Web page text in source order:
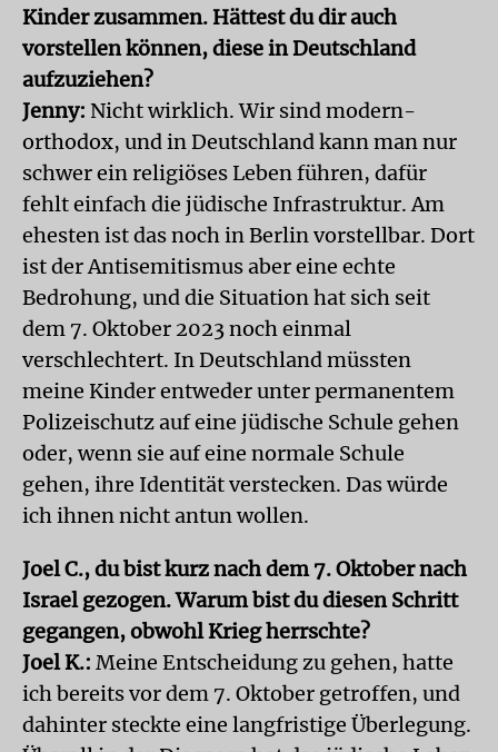
Kinder zusammen. Hättest du dir auch
vorstellen können, diese in Deutschland
aufzuziehen?
Jenny: Nicht wirklich. Wir sind modern-
orthodox, und in Deutschland kann man nur
schwer ein religiöses Leben führen, dafür
fehlt einfach die jüdische Infrastruktur. Am
ehesten ist das noch in Berlin vorstellbar. Dort
ist der Antisemitismus aber eine echte
Bedrohung, und die Situation hat sich seit
dem 7. Oktober 2023 noch einmal
verschlechtert. In Deutschland müssten
meine Kinder entweder unter permanentem
Polizeischutz auf eine jüdische Schule gehen
oder, wenn sie auf eine normale Schule
gehen, ihre Identität verstecken. Das würde
ich ihnen nicht antun wollen.
Joel C., du bist kurz nach dem 7. Oktober nach
Israel gezogen. Warum bist du diesen Schritt
gegangen, obwohl Krieg herrschte?
Joel K.: Meine Entscheidung zu gehen, hatte
ich bereits vor dem 7. Oktober getroffen, und
dahinter steckte eine langfristige Überlegung.